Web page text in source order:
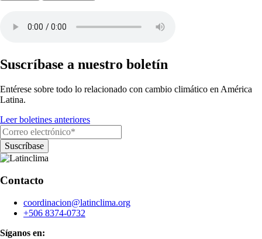
Suscríbase a nuestro boletín
Entérese sobre todo lo relacionado con cambio climático en América
Latina.
Leer boletines anteriores
Contacto
coordinacion@latinclima.org
+506 8374-0732
Síganos en: